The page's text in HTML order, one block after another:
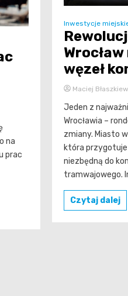
na
prac
Inwestycje
węzeł
Maciej
Jeden z
Wrocławia –
zmiany. Miasto
która
niezbędną do
tramwajowego.
Czytaj dalej